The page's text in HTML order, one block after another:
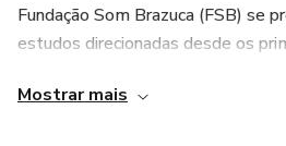
Fundação Som Brazuca (FSB) se
estudos direcionadas desde os
teórica sem faltar nenhum
Mostrar mais